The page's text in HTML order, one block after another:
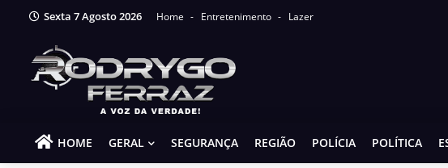
Sexta 7 Agosto 2026 Home Entretenimento Lazer
HOME GERAL SEGURANÇA REGIÃO POLÍCIA POLÍTICA